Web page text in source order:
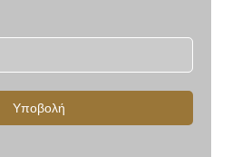
Υποβολή